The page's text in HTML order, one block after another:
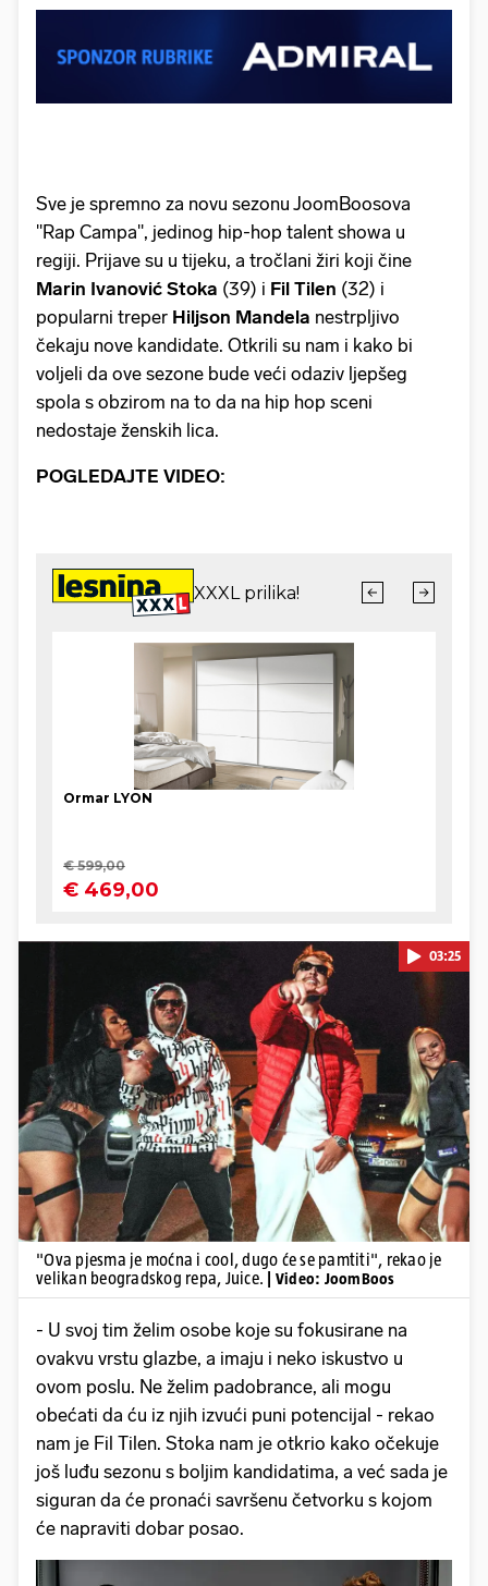
Sve je spremno za novu sezonu JoomBoosova
''Rap Campa'', jedinog hip-hop talent showa u
regiji. Prijave su u tijeku, a tročlani žiri koji čine
Marin Ivanović Stoka (39) i Fil Tilen (32) i
popularni treper Hiljson Mandela nestrpljivo
čekaju nove kandidate. Otkrili su nam i kako bi
voljeli da ove sezone bude veći odaziv ljepšeg
spola s obzirom na to da na hip hop sceni
nedostaje ženskih lica.
POGLEDAJTE VIDEO:
Pokretanje videa...
03:25
"Ova pjesma je moćna i cool, dugo će se pamtiti", rekao je
velikan beogradskog repa, Juice.
| Video: JoomBoos
- U svoj tim želim osobe koje su fokusirane na
ovakvu vrstu glazbe, a imaju i neko iskustvo u
ovom poslu. Ne želim padobrance, ali mogu
obećati da ću iz njih izvući puni potencijal - rekao
nam je Fil Tilen. Stoka nam je otkrio kako očekuje
još luđu sezonu s boljim kandidatima, a već sada je
siguran da će pronaći savršenu četvorku s kojom
će napraviti dobar posao.